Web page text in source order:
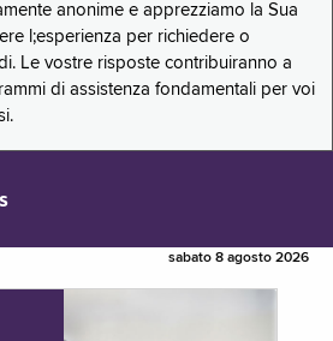
anonime e apprezziamo la Sua
l;esperienza per richiedere o
Le vostre risposte contribuiranno a
di assistenza fondamentali per voi
sabato 8 agosto 2026